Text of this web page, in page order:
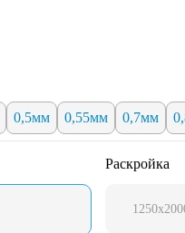
0,5мм 0,55мм 0,7мм
Раскройка